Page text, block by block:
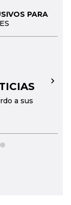
PARA
a sus
→